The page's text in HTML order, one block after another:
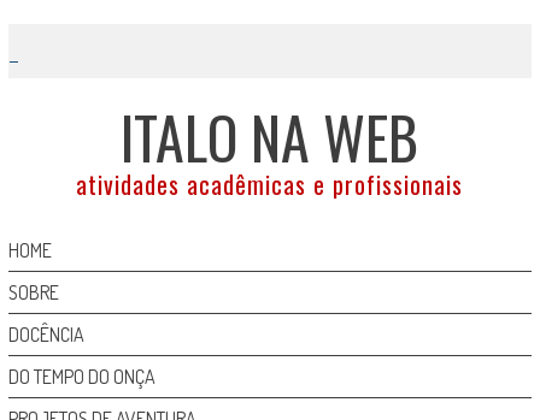
content
ITALO NA WEB
atividades acadêmicas e profissionais
HOME
SOBRE
DOCÊNCIA
DO TEMPO DO ONÇA